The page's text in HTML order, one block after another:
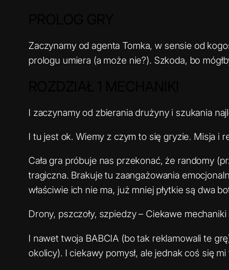
Zaczynamy od agenta Tomka, w sensie od
prologu umiera (a może nie?). Szkoda, bo
I zaczynamy od zbierania drużyny i szukania
I tu jest ok. Wiemy z czym to się gryzie. Misja i
Cała gra próbuje nas przekonać, że randomy
tragiczna. Brakuje tu zaangażowania
właściwie ich nie ma, już mniej płytkie są dwa
Drony, pszczoły, szpiedzy – Ciekawe
I nawet twoja BABCIA (bo tak reklamowali te
okolicy). I ciekawy pomysł, ale jednak coś się